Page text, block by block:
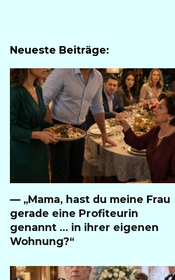
Neueste Beiträge:
— „Mama, hast du meine Frau
gerade eine Profiteurin
genannt … in ihrer eigenen
Wohnung?“